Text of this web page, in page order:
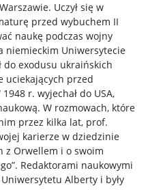
Uczył się w
przed wybuchem II
naukę podczas wojny
niemieckim Uniwersytecie
do exodusu ukraińskich
uciekających przed
r. wyjechał do USA,
W rozmowach, które
przez kilka lat, prof.
karierze w dziedzinie
z Orwellem i o swoim
Redaktorami naukowymi
Alberty i były